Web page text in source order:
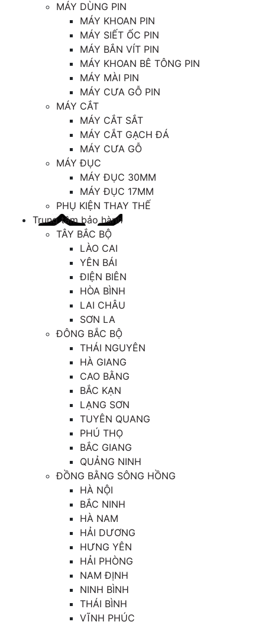
MÁY DÙNG PIN
MÁY KHOAN PIN
MÁY SIẾT ỐC PIN
MÁY BẮN VÍT PIN
MÁY KHOAN BÊ TÔNG PIN
MÁY MÀI PIN
MÁY CƯA GỖ PIN
MÁY CẮT
MÁY CẮT SẮT
MÁY CẮT GẠCH ĐÁ
MÁY CƯA GỖ
MÁY ĐỤC
MÁY ĐỤC 30MM
MÁY ĐỤC 17MM
PHỤ KIỆN THAY THẾ
Trung tâm bảo hành
TÂY BẮC BỘ
LÀO CAI
YÊN BÁI
ĐIỆN BIÊN
HÒA BÌNH
LAI CHÂU
SƠN LA
ĐÔNG BẮC BỘ
THÁI NGUYÊN
HÀ GIANG
CAO BẰNG
BẮC KẠN
LẠNG SƠN
TUYÊN QUANG
PHÚ THỌ
BẮC GIANG
QUẢNG NINH
ĐỒNG BẰNG SÔNG HỒNG
HÀ NỘI
BẮC NINH
HÀ NAM
HẢI DƯƠNG
HƯNG YÊN
HẢI PHÒNG
NAM ĐỊNH
NINH BÌNH
THÁI BÌNH
VĨNH PHÚC